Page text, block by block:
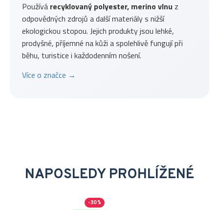
Používá recyklovaný polyester, merino vlnu z
odpovědných zdrojů a další materiály s nižší
ekologickou stopou. Jejich produkty jsou lehké,
prodyšné, příjemné na kůži a spolehlivě fungují při
běhu, turistice i každodenním nošení.
Více o značce →
NAPOSLEDY PROHLÍŽENÉ
-30 %